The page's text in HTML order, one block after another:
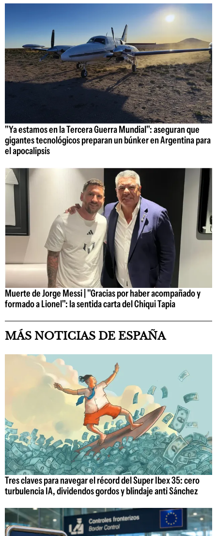
"Ya estamos en la Tercera Guerra Mundial": aseguran que
gigantes tecnológicos preparan un búnker en Argentina para
el apocalipsis
Muerte de Jorge Messi | "Gracias por haber acompañado y
formado a Lionel": la sentida carta del Chiqui Tapia
MÁS NOTICIAS DE ESPAÑA
Tres claves para navegar el récord del Super Ibex 35: cero
turbulencia IA, dividendos gordos y blindaje anti Sánchez